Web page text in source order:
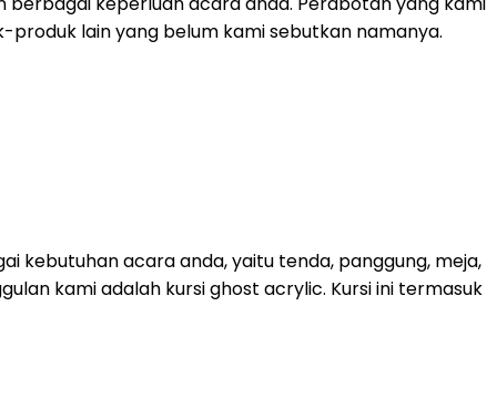
produk lain yang belum kami sebutkan namanya.
kebutuhan acara anda, yaitu tenda, panggung, meja,
kami adalah kursi ghost acrylic. Kursi ini termasuk